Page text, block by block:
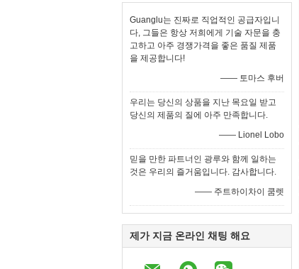
Guanglu는 진짜로 직업적인 공급자입니
다, 그들은 항상 저희에게 기술 자문을 충
고하고 아주 경쟁가격을 좋은 품질 제품
을 제공합니다!
—— 토마스 후버
우리는 당신의 상품을 지난 목요일 받고
당신의 제품의 질에 아주 만족합니다.
—— Lionel Lobo
믿을 만한 파트너인 광루와 함께 일하는
것은 우리의 즐거움입니다. 감사합니다.
—— 주트하이차이 쿰렛
제가 지금 온라인 채팅 해요